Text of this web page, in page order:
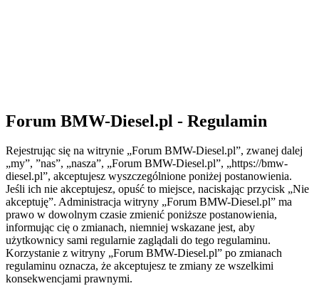
Forum BMW-Diesel.pl - Regulamin
Rejestrując się na witrynie „Forum BMW-Diesel.pl”, zwanej dalej
„my”, ”nas”, „nasza”, „Forum BMW-Diesel.pl”, „https://bmw-
diesel.pl”, akceptujesz wyszczególnione poniżej postanowienia.
Jeśli ich nie akceptujesz, opuść to miejsce, naciskając przycisk „Nie
akceptuję”. Administracja witryny „Forum BMW-Diesel.pl” ma
prawo w dowolnym czasie zmienić poniższe postanowienia,
informując cię o zmianach, niemniej wskazane jest, aby
użytkownicy sami regularnie zaglądali do tego regulaminu.
Korzystanie z witryny „Forum BMW-Diesel.pl” po zmianach
regulaminu oznacza, że akceptujesz te zmiany ze wszelkimi
konsekwencjami prawnymi.